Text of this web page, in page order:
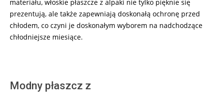
materiału, włoskie płaszcze z alpaki nie tylko pięknie się
prezentują, ale także zapewniają doskonałą ochronę przed
chłodem, co czyni je doskonałym wyborem na nadchodzące
chłodniejsze miesiące.
Modny płaszcz z